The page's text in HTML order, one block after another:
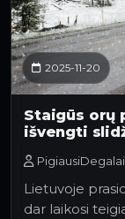
2025-11-20
Staigūs orų
išvengti
PigiausiDegalai
Lietuvoje
dar laikosi